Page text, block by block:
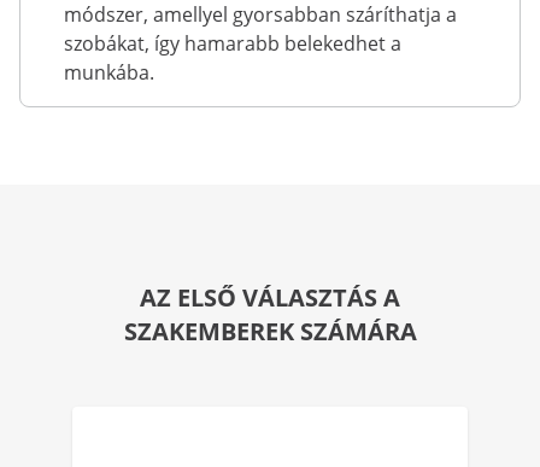
módszer, amellyel gyorsabban száríthatja a
szobákat, így hamarabb belekedhet a
munkába.
AZ ELSŐ VÁLASZTÁS A
SZAKEMBEREK SZÁMÁRA